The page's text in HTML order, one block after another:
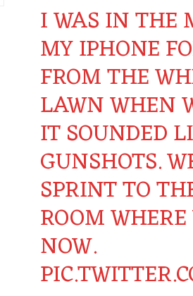
I WAS IN THE
MY IPHONE
FROM THE
LAWN WHEN
IT SOUNDED
GUNSHOTS.
SPRINT TO
ROOM
NOW.